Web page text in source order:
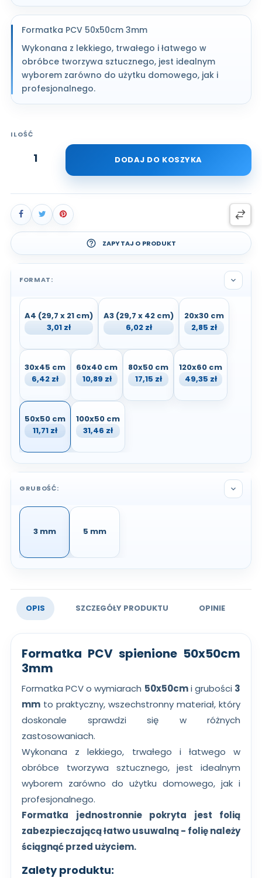
Formatka PCV 50x50cm 3mm
Wykonana z lekkiego, trwałego i łatwego w
obróbce tworzywa sztucznego, jest idealnym
wyborem zarówno do użytku domowego, jak i
profesjonalnego.
ILOŚĆ
DODAJ DO KOSZYKA
help_outline ZAPYTAJ O PRODUKT
FORMAT: expand_more
A4 (29,7 x 21 cm)
3,01 zł
A3 (29,7 x 42 cm)
6,02 zł
20x30 cm
2,85 zł
30x45 cm
6,42 zł
60x40 cm
10,89 zł
80x50 cm
17,15 zł
120x60 cm
49,35 zł
50x50 cm
11,71 zł
100x50 cm
31,46 zł
GRUBOŚĆ: expand_more
3 mm 5 mm
OPIS SZCZEGÓŁY PRODUKTU OPINIE
Formatka PCV spienione 50x50cm
3mm
Formatka PCV o wymiarach 50x50cmi grubości 3
mm to praktyczny, wszechstronny materiał, który
doskonale sprawdzi się w różnych
zastosowaniach.
Wykonana z lekkiego, trwałego i łatwego w
obróbce tworzywa sztucznego, jest idealnym
wyborem zarówno do użytku domowego, jak i
profesjonalnego.
Formatka jednostronnie pokryta jest folią
zabezpieczającą łatwo usuwalną - folię należy
ściągnąć przed użyciem.
Zalety produktu: